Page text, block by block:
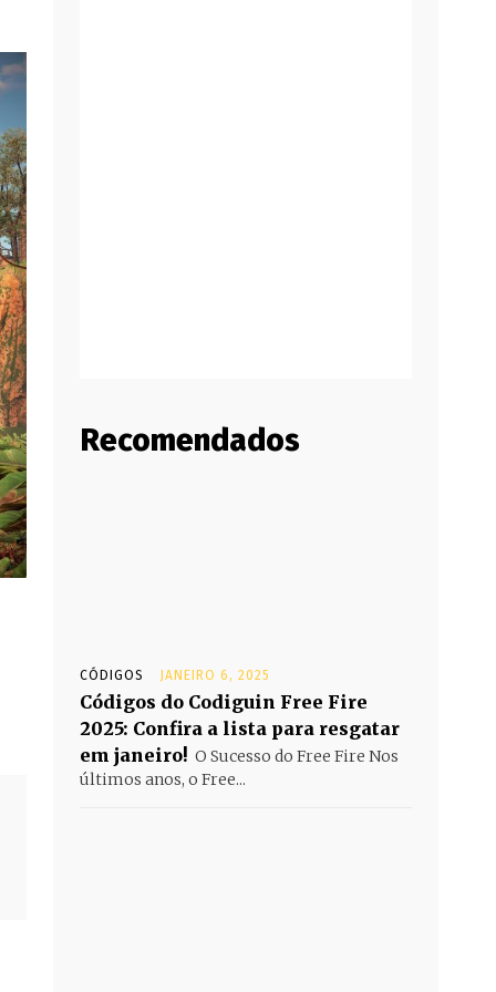
Recomendados
CÓDIGOS JANEIRO 6, 2025
Códigos do Codiguin Free Fire
2025: Confira a lista para resgatar
em janeiro! O Sucesso do Free Fire Nos
últimos anos, o Free...